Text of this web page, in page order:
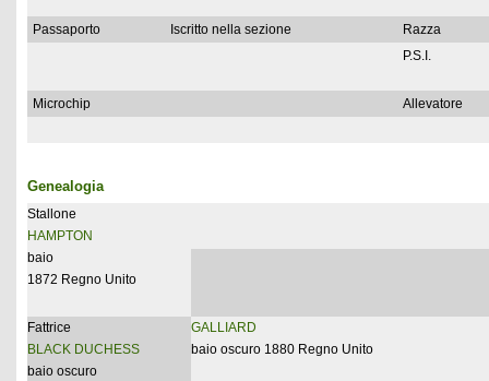
Passaporto Iscritto nella sezione
Razza
P.S.I.
Microchip Allevatore
Genealogia
Stallone
HAMPTON
baio
1872 Regno Unito
Fattrice
BLACK DUCHESS
baio oscuro
GALLIARD
baio oscuro 1880 Regno Unito